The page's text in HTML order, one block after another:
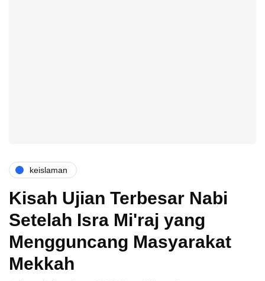
keislaman
Kisah Ujian Terbesar Nabi
Setelah Isra Mi'raj yang
Mengguncang Masyarakat
Mekkah